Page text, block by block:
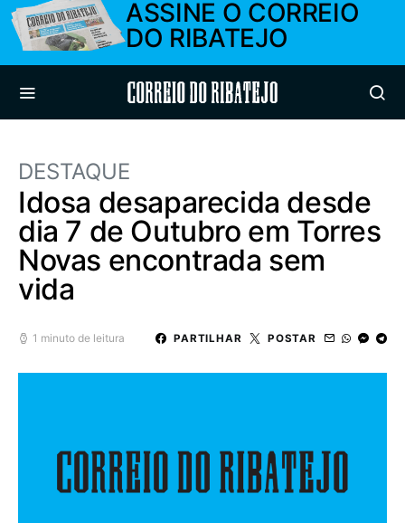
ASSINE O CORREIO
DO RIBATEJO
Correio do Ribatejo
DESTAQUE
Idosa desaparecida desde
dia 7 de Outubro em Torres
Novas encontrada sem
vida
1 minuto de leitura PARTILHAR POSTAR